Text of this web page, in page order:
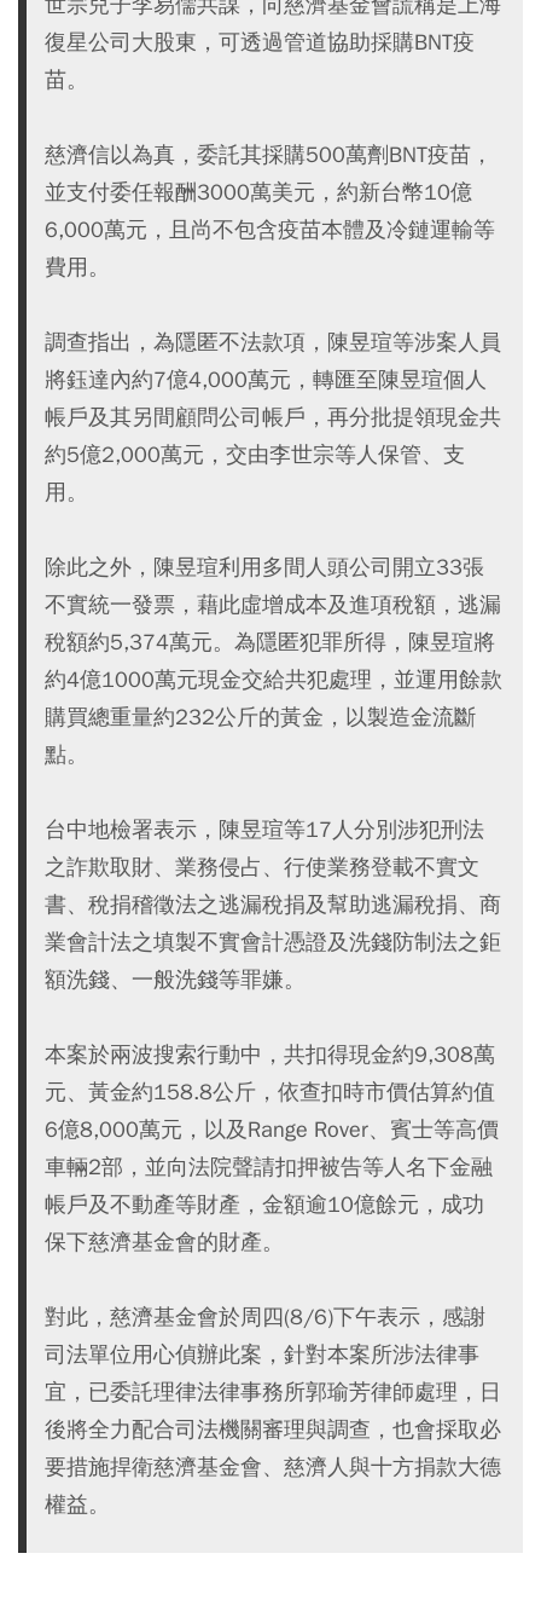
復星公司大股東，可透過管道協助採購BNT疫
苗。
慈濟信以為真，委託其採購500萬劑BNT疫苗，
並支付委任報酬3000萬美元，約新台幣10億
6,000萬元，且尚不包含疫苗本體及冷鏈運輸等
費用。
調查指出，為隱匿不法款項，陳昱瑄等涉案人員
將鈺達內約7億4,000萬元，轉匯至陳昱瑄個人
帳戶及其另間顧問公司帳戶，再分批提領現金共
約5億2,000萬元，交由李世宗等人保管、支
用。
除此之外，陳昱瑄利用多間人頭公司開立33張
不實統一發票，藉此虛增成本及進項稅額，逃漏
稅額約5,374萬元。為隱匿犯罪所得，陳昱瑄將
約4億1000萬元現金交給共犯處理，並運用餘款
購買總重量約232公斤的黃金，以製造金流斷
點。
台中地檢署表示，陳昱瑄等17人分別涉犯刑法
之詐欺取財、業務侵占、行使業務登載不實文
書、稅捐稽徵法之逃漏稅捐及幫助逃漏稅捐、商
業會計法之填製不實會計憑證及洗錢防制法之鉅
額洗錢、一般洗錢等罪嫌。
本案於兩波搜索行動中，共扣得現金約9,308萬
元、黃金約158.8公斤，依查扣時市價估算約值
6億8,000萬元，以及Range Rover、賓士等高價
車輛2部，並向法院聲請扣押被告等人名下金融
帳戶及不動產等財產，金額逾10億餘元，成功
保下慈濟基金會的財產。
對此，慈濟基金會於周四(8/6)下午表示，感謝
司法單位用心偵辦此案，針對本案所涉法律事
宜，已委託理律法律事務所郭瑜芳律師處理，日
後將全力配合司法機關審理與調查，也會採取必
要措施捍衛慈濟基金會、慈濟人與十方捐款大德
權益。